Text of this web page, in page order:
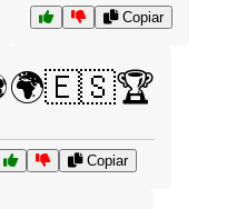
Copiar
Copiar